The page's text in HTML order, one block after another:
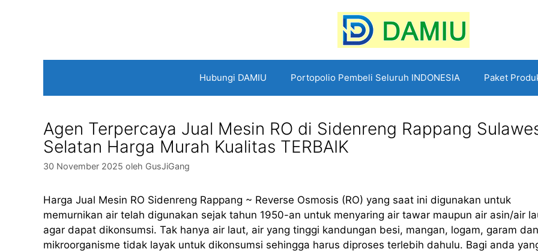
Hubungi DAMIU Portopolio Pembeli Seluruh INDONESIA Paket
Agen Terpercaya Jual Mesin RO di Sidenreng Rappang
Selatan Harga Murah Kualitas TERBAIK
30 November 2025 oleh GusJiGang
Harga Jual Mesin RO Sidenreng Rappang ~ Reverse Osmosis (RO) yang saat ini digunakan untuk
memurnikan air telah digunakan sejak tahun 1950-an untuk menyaring air tawar maupun air asin/air
agar dapat dikonsumsi. Tak hanya air laut, air yang tinggi kandungan besi, mangan, logam, garam dan
mikroorganisme tidak layak untuk dikonsumsi sehingga harus diproses terlebih dahulu. Bagi anda